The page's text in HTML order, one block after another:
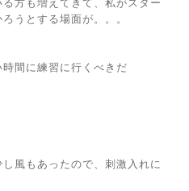
方も増えてきて、私がスター
うとする場面が。。。
間に練習に行くべきだ
風もあったので、刺激入れに